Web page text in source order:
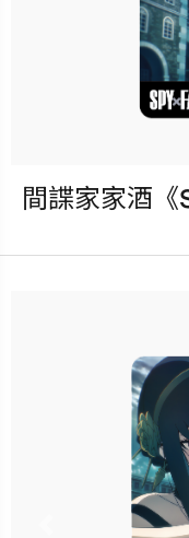
發行：
卡種：一
間諜家家酒